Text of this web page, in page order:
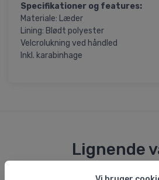
Specifikationer og features:
Materiale: Læder
Lining: Blødt polyester
Velcrolukning ved håndled
Inkl. karabinhage
Lignende